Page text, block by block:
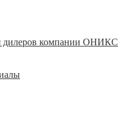
дилеров компании ОНИКС